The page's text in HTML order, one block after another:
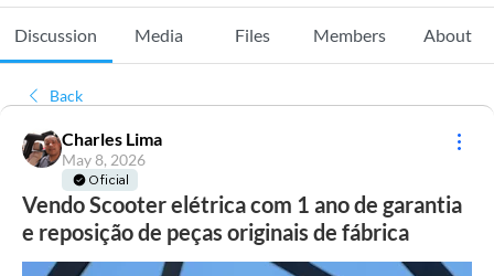
Discussion Media Files Members About
Back
Charles Lima
May 8, 2026
Oficial
Vendo Scooter elétrica com 1 ano de garantia
e reposição de peças originais de fábrica